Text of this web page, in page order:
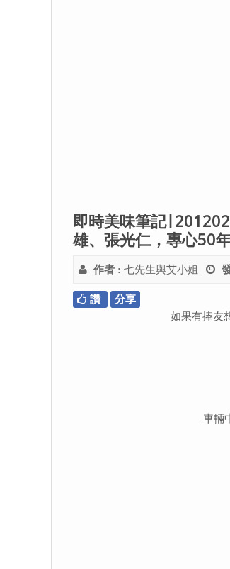
即時美味筆記∣
雄、張光仁，專心50
作者 : 七先生與艾小姐 |
讚
分享
如果有捧友
車輛